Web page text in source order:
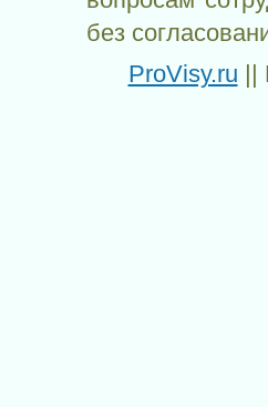
без
ProVisy.ru ||